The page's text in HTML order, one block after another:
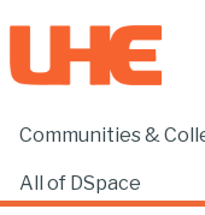
Communities &
All of DSpace
Home Escuela de